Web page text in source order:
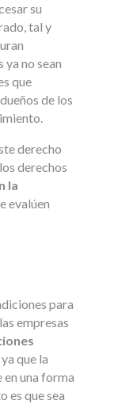
su
tal y
no sean
que
de los
derecho
derechos
la
evalúen
para
empresas
que la
una forma
es que sea